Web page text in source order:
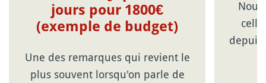
jours pour 1800€
(exemple de budget)
Une des remarques qui revient le
plus souvent lorsqu'on parle de
depuis